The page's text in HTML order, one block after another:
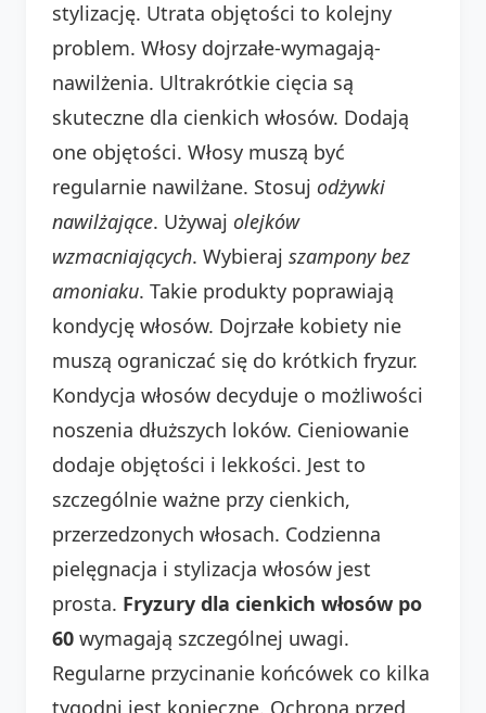
stylizację. Utrata objętości to kolejny
problem. Włosy dojrzałe-wymagają-
nawilżenia. Ultrakrótkie cięcia są
skuteczne dla cienkich włosów. Dodają
one objętości. Włosy muszą być
regularnie nawilżane. Stosuj odżywki
nawilżające. Używaj olejków
wzmacniających. Wybieraj szampony bez
amoniaku. Takie produkty poprawiają
kondycję włosów. Dojrzałe kobiety nie
muszą ograniczać się do krótkich fryzur.
Kondycja włosów decyduje o możliwości
noszenia dłuższych loków. Cieniowanie
dodaje objętości i lekkości. Jest to
szczególnie ważne przy cienkich,
przerzedzonych włosach. Codzienna
pielęgnacja i stylizacja włosów jest
prosta. Fryzury dla cienkich włosów po
60 wymagają szczególnej uwagi.
Regularne przycinanie końcówek co kilka
tygodni jest konieczne. Ochrona przed